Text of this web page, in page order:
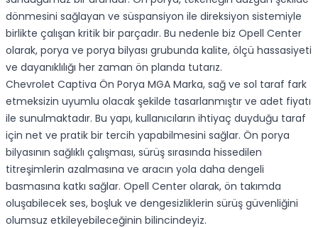
dönmesini sağlayan ve süspansiyon ile direksiyon sistemiyle
birlikte çalışan kritik bir parçadır. Bu nedenle biz Opell Center
olarak, porya ve porya bilyası grubunda kalite, ölçü hassasiyeti
ve dayanıklılığı her zaman ön planda tutarız.
Chevrolet Captiva Ön Porya MGA Marka, sağ ve sol taraf fark
etmeksizin uyumlu olacak şekilde tasarlanmıştır ve adet fiyatı
ile sunulmaktadır. Bu yapı, kullanıcıların ihtiyaç duyduğu taraf
için net ve pratik bir tercih yapabilmesini sağlar. Ön porya
bilyasının sağlıklı çalışması, sürüş sırasında hissedilen
titreşimlerin azalmasına ve aracın yola daha dengeli
basmasına katkı sağlar. Opell Center olarak, ön takımda
oluşabilecek ses, boşluk ve dengesizliklerin sürüş güvenliğini
olumsuz etkileyebileceğinin bilincindeyiz.